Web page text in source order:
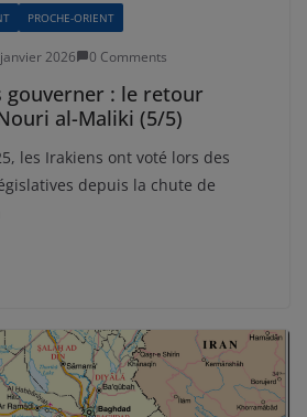
PROCHE-ORIENT
2026 0 Comments
gouverner : le retour
al-Maliki (5/5)
les Irakiens ont voté lors des
depuis la chute de